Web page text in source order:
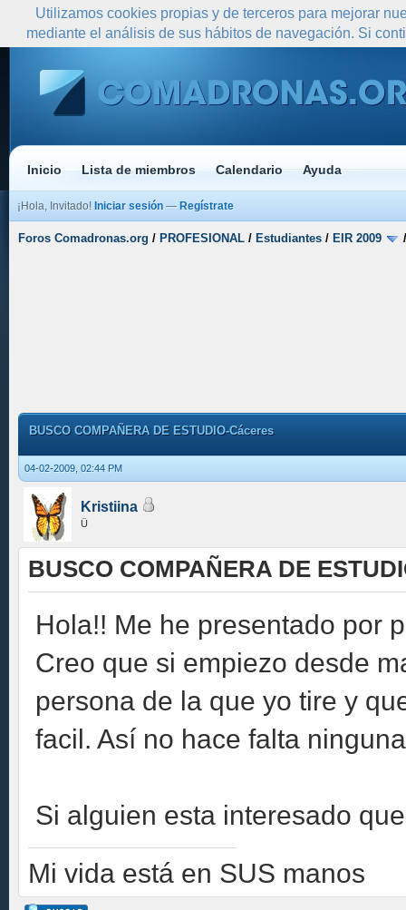
Inicio Lista de miembros Calendario Ayuda
¡Hola, Invitado! Iniciar sesión — Regístrate
Foros Comadronas.org / PROFESIONAL / Estudiantes / EIR 2009
BUSCO COMPAÑERA DE ESTUDIO-Cáceres
04-02-2009, 02:44 PM
Kristiina
Ü
BUSCO COMPAÑERA DE
Hola!! Me he presentado por
Creo que si empiezo desde
persona de la que yo tire y
facil. Así no hace falta
Si alguien esta interesado
Mi vida está en SUS manos
Utilizamos cookies propias y de terceros para mejorar
mediante el análisis de sus hábitos de navegación. Si